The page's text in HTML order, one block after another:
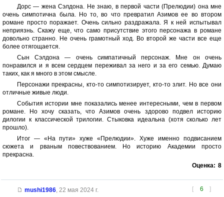
Дорс — жена Сэлдона. Не знаю, в первой части (Прелюдии) она мне
очень симпотична была. Но то, во что превратил Азимов ее во втором
романе просто поражает. Очень сильно раздражала. Я к ней испытывал
неприязнь. Скажу еще, что само присутствие этого персонажа в романе
довольно странно. Не очень грамотный ход. Во второй же части все еще
более отягощается.
Сын Сэлдона — очень симпатичный персонаж. Мне он очень
понравился и я всем сердцем переживал за него и за его семью. Думаю
таких, как я много в этом смысле.
Персонажи прекрасны, кто-то симпотизирует, кто-то злит. Но все они
отличные живые люди.
События истории мне показались менее интересными, чем в первом
романе. Но хочу сказать, что Азимов очень здорово подвел историю
дилогии к классической трилогии. Стыковка идеальна (хотя сколько лет
прошло).
Итог — «На пути» хуже «Прелюдии». Хуже именно подвисанием
сюжета и рваным повествованием. Но историю Академии просто
прекрасна.
Оценка: 8
[ 6 ]
mushi1986, 22 мая 2024 г.